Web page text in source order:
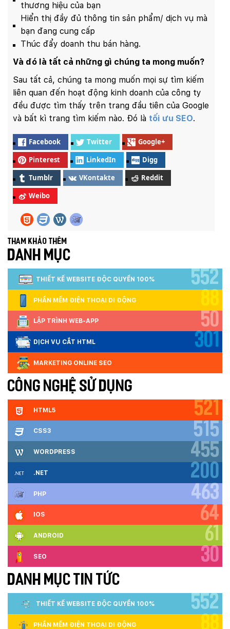
thương hiệu của bạn
Hiển thị đầy đủ thông tin sản phẩm/ dịch vụ mà
bạn đang cung cấp
Thúc đẩy doanh thu bán hàng.
Và đó là tất cả những gì chúng ta mong muốn?
Sau tất cả, chúng ta mong muốn mọi sự tìm kiếm
liên quan đến hoạt động kinh doanh của công ty
đều được tìm thấy trên trang đầu tiên của Google
và bất kì trang tìm kiếm nào. Đó là tối ưu SEO.
Facebook Twitter
Google+
Pinterest
LinkedIn
Digg
Tumblr
VKontakte
Reddit
Weibo
Tham khảo thêm
DANH MỤC
THIẾT KẾ WEBSITE ĐỘC QUYỀN 100% 552
PHẦN MỀM ĐIỆN THOẠI DI ĐỘNG 88
LẬP TRÌNH WEB-APP 50
DỊCH VỤ CẮT HTML 301
MARKETING ONLINE SEO
CÔNG NGHỆ SỬ DỤNG
HTML5 521
CSS3 515
WORDPRESS 455
.NET 200
PHP 463
IOS 64
ANDROID 61
SEO 30
DANH MỤC TIN TỨC
THIẾT KẾ WEBSITE ĐỘC QUYỀN 100% 552
PHẦN MỀM ĐIỆN THOẠI DI ĐỘNG 88